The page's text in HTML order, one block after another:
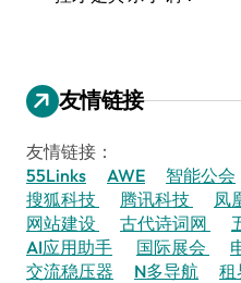
友情链接
友情链接：
55Links
AWE 智能公会
搜狐科技
腾讯科技 凤
网站建设
古代诗词网
AI应用助手
国际展会
交流稳压器
N多导航 租